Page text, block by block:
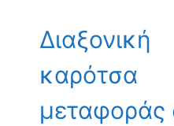
Διαξονική
καρότσα
μεταφοράς